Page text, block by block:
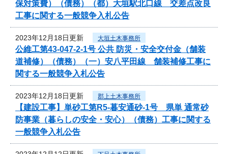
保対策費）（債務）（都）大垣駅北口線 交差点改良
工事に関する一般競争入札公告
2023年12月18日更新 大垣土木事務所
公維工第43-047-2-1号 公共 防災・安全交付金（舗装
道補修）（債務）（一）安八平田線 舗装補修工事に
関する一般競争入札公告
2023年12月18日更新 郡上土木事務所
【建設工事】単砂工第R5-暮安通砂-1号 県単 通常砂
防事業（暮らしの安全・安心）（債務）工事に関する
一般競争入札公告